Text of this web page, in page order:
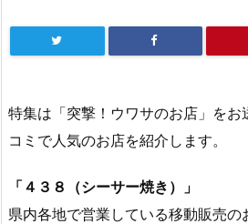
特集は「突撃！ウワサのお店」をお
コミで人気のお店を紹介します。
「４３８（シーサー焼き）」
県内各地で営業している移動販売の